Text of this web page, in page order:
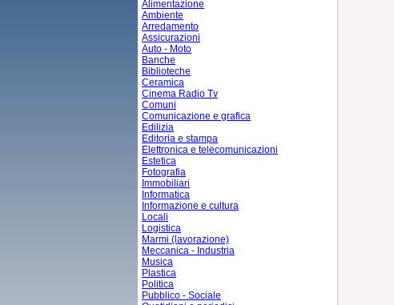
Alimentazione
Ambiente
Arredamento
Assicurazioni
Auto - Moto
Banche
Biblioteche
Ceramica
Cinema Radio Tv
Comuni
Comunicazione e grafica
Edilizia
Editoria e stampa
Elettronica e telecomunicazioni
Estetica
Fotografia
Immobiliari
Informatica
Informazione e cultura
Locali
Logistica
Marmi (lavorazione)
Meccanica - Industria
Musica
Plastica
Politica
Pubblico - Sociale